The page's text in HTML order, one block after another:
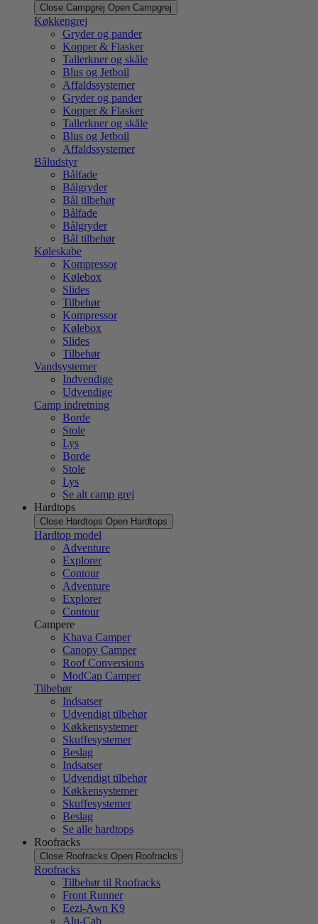
Close Campgrej Open Campgrej
Køkkengrej
Gryder og pander
Kopper & Flasker
Tallerkner og skåle
Blus og Jetboil
Affaldssystemer
Gryder og pander
Kopper & Flasker
Tallerkner og skåle
Blus og Jetboil
Affaldssystemer
Båludstyr
Bålfade
Bålgryder
Bål tilbehør
Bålfade
Bålgryder
Bål tilbehør
Køleskabe
Kompressor
Kølebox
Slides
Tilbehør
Kompressor
Kølebox
Slides
Tilbehør
Vandsystemer
Indvendige
Udvendige
Camp indretning
Borde
Stole
Lys
Borde
Stole
Lys
Se alt camp grej
Hardtops
Close Hardtops Open Hardtops
Hardtop model
Adventure
Explorer
Contour
Adventure
Explorer
Contour
Campere
Khaya Camper
Canopy Camper
Roof Conversions
ModCap Camper
Tilbehør
Indsatser
Udvendigt tilbehør
Køkkensystemer
Skuffesystemer
Beslag
Indsatser
Udvendigt tilbehør
Køkkensystemer
Skuffesystemer
Beslag
Se alle hardtops
Roofracks
Close Roofracks Open Roofracks
Roofracks
Tilbehør til Roofracks
Front Runner
Eezi-Awn K9
Alu-Cab